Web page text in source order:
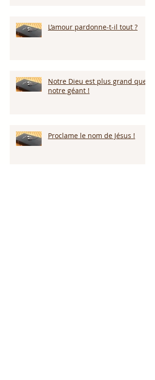
L’amour pardonne-t-il tout ?
Notre Dieu est plus grand que
notre géant !
Proclame le nom de Jésus !